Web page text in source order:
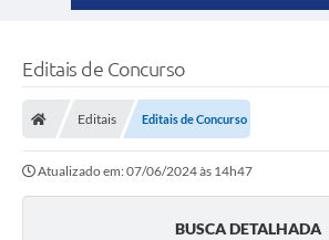
Editais de Concurso
Editais Editais de Concurso
Atualizado em: 07/06/2024 às 14h47
BUSCA DETALHADA